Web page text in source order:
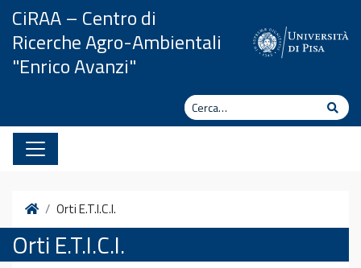
Vai al contenuto
CiRAA – Centro di
Ricerche Agro-Ambientali
"Enrico Avanzi"
Cerca
HomeOrti E.T.I.C.I.
Orti E.T.I.C.I.